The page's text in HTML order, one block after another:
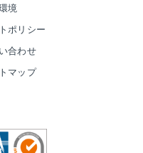
境
ポリシー
合わせ
マップ